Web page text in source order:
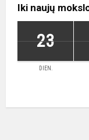
Iki naujų
23
DIEN.